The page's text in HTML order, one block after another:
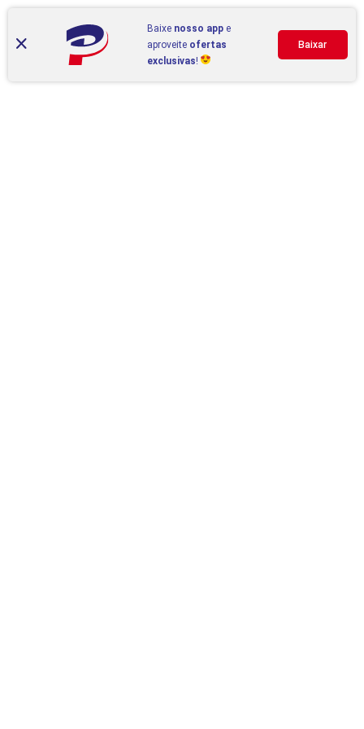
Baixe nosso app e
aproveite ofertas
exclusivas!
Baixar